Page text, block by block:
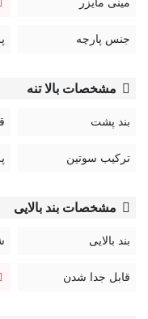
جنس پارچه
مشخصات بالا تنه
بند پشت
ترکیب سوتین
مشخصات بند بالایی
بند بالایی
قابل جدا شدن